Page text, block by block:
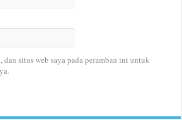
dan situs web saya pada peramban ini untuk